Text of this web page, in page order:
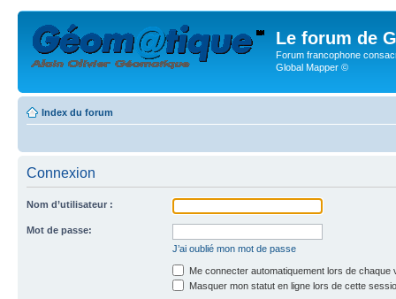
Le forum de
Forum francophone
Global Mapper ©
Index du forum
Connexion
Nom d’utilisateur :
Mot de passe:
J’ai oublié mon mot de passe
Me connecter automatiquement lors de chaque
Masquer mon statut en ligne lors de cette